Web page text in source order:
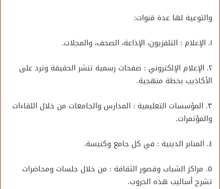
والتوعية لها عدة قنوات:
١. الإعلام : التلفزيون، الإذاعة، الصحف، والمجلات.
٢. الإعلام الإلكتروني : صفحات رسمية تنشر الحقيقة وترد على
الأكاذيب بخطة منهجية.
٣. المؤسسات التعليمية : المدارس والجامعات من خلال اللقاءات
والمؤتمرات.
٤. المنابر الدينية : في كل جامع وكنيسة.
٥. مراكز الشباب وقصور الثقافة : من خلال جلسات ومحاضرات
تشرح أساليب هذه الحروب.